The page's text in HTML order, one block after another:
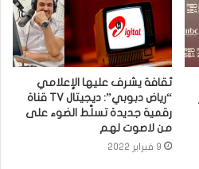
ثقافة يشرف عليها الإعلامي
“رياض دبوبي”: ديجيتال TV قناة
رقمية جديدة تسلّط الضوء على
من لاصوت لهم
9 فبراير 2022